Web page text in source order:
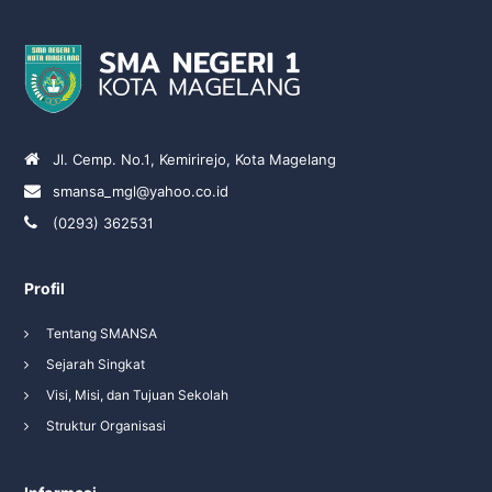
Jl. Cemp. No.1, Kemirirejo, Kota Magelang
smansa_mgl@yahoo.co.id
(0293) 362531
Profil
Tentang SMANSA
Sejarah Singkat
Visi, Misi, dan Tujuan Sekolah
Struktur Organisasi